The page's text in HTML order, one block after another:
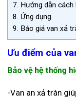
7. Hướng dẫn cách
8. Ứng dụng.
9. Báo giá van xả
Ưu điểm của
Bảo vệ hệ thống
-Van an xả tràn